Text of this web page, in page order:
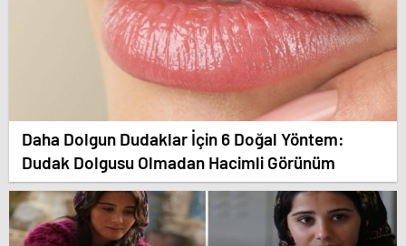
Daha Dolgun Dudaklar İçin 6 Doğal Yöntem:
Dudak Dolgusu Olmadan Hacimli Görünüm